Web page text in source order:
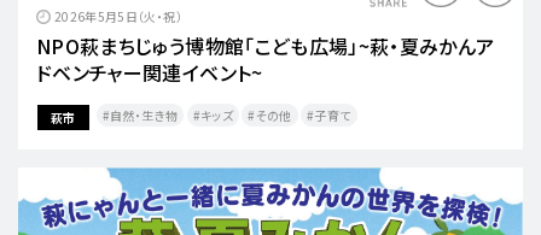
2026年5月5日（火・祝）
NPO萩まちじゅう博物館「こども広場」~萩・夏みかんア
ドベンチャー関連イベント~
萩市 自然・生き物 キッズ その他 子育て